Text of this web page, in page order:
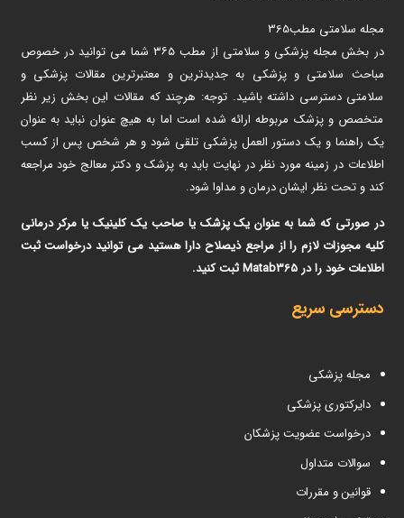
مجله سلامتی مطب365
در بخش مجله پزشکی و سلامتی از مطب ۳۶۵ شما می توانید در خصوص
مباحث سلامتی و پزشکی به جدیدترین و معتبرترین مقالات پزشکی و
سلامتی دسترسی داشته باشید. توجه: هرچند که مقالات این بخش زیر نظر
متخصص و پزشک مربوطه ارائه شده است اما به هیچ عنوان نباید به عنوان
یک راهنما و یک دستور العمل پزشکی تلقی شود و هر شخص پس از کسب
اطلاعات در زمینه مورد نظر در نهایت باید به پزشک و دکتر معالج خود مراجعه
کند و تحت نظر ایشان درمان و مداوا شود.
در صورتی که شما به عنوان یک پزشک یا صاحب یک کلینیک یا مرکر درمانی
کلیه مجوزات لازم را از مراجع ذیصلاح دارا هستید می توانید درخواست ثبت
اطلاعات خود را در Matab365 ثبت کنید.
دسترسی سریع
مجله پزشکی
دایرکتوری پزشکی
درخواست عضویت پزشکان
سوالات متداول
قوانین و مقررات